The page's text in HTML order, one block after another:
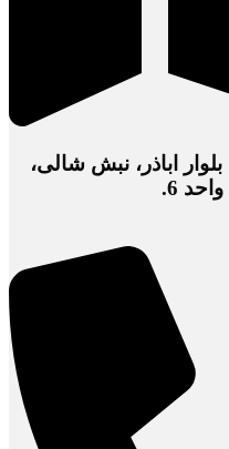
اباذر، نبش شالی،
ساختمان دفتر خدمات قضایی، واحد 6.